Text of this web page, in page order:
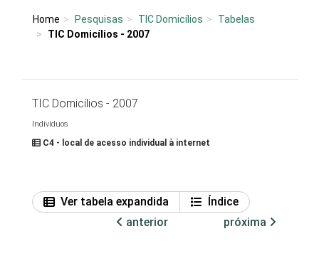
Home Pesquisas TIC Domicílios
Tabelas
TIC Domicílios - 2007
TIC Domicílios - 2007
Indivíduos
C4 - local de acesso individual à internet
Ver tabela expandida
Índice
anterior
próxima